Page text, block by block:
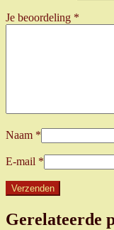
Je beoordeling *
Naam *
E-mail *
Gerelateerde